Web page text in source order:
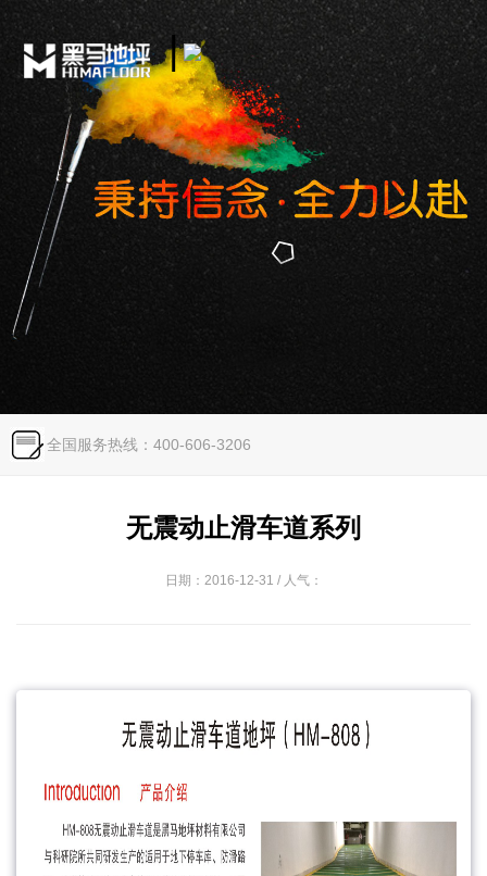
Toggle
navigation
|
全国服务热线：400-606-3206
无震动止滑车道系列
日期：2016-12-31 / 人气：